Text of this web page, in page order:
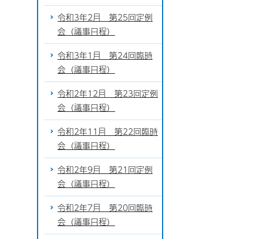
令和3年2月 第25回定例
会（議事日程）
令和3年1月 第24回臨時
会（議事日程）
令和2年12月 第23回定例
会（議事日程）
令和2年11月 第22回臨時
会（議事日程）
令和2年9月 第21回定例
会（議事日程）
令和2年7月 第20回臨時
会（議事日程）